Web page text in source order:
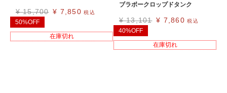
¥ 15,700 ¥ 7,850 税込
50%OFF
在庫切れ
ブラボークロップドタンク
¥ 13,101 ¥ 7,860 税込
40%OFF
在庫切れ